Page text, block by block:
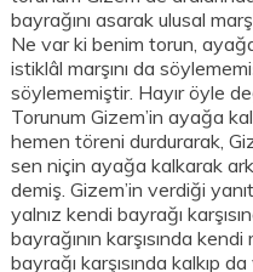
bayrağını asarak ulusal
Ne var ki benim torun,
istiklâl marşını da
söylememiştir. Hayır öyle
Torunum Gizem’in ayağa
hemen töreni durdurarak,
sen niçin ayağa kalkarak
demiş. Gizem’in verdiği
yalnız kendi bayrağı
bayrağının karşısında kendi
bayrağı karşısında kalkıp